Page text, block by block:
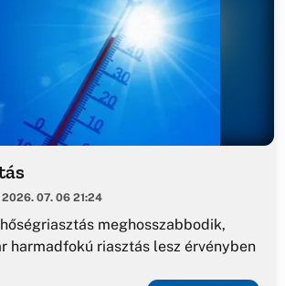
2026. 07. 06 21:24
meghosszabbodik,
harmadfokú riasztás lesz érvényben